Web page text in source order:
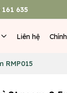
635
Liên hệ
RMP015